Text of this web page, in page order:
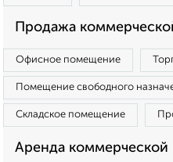
Продажа
Офисное помещение
Помещение свободного
Складское помещение
Аренда